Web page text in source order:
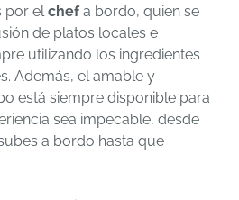
por elchefa bordo, quien se
de platos locales e
utilizando los ingredientes
Además, el amable y
está siempre disponible para
sea impecable, desde
a bordo hasta que